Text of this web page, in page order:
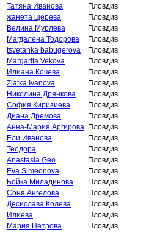
Татяна Иванова
Пловдив
жанета щерева
Пловдив
Велина Мурлева
Пловдив
Магдалена Тодорова
Пловдив
tsvetanka babugerova
Пловдив
Margarita Vekova
Пловдив
Илиана Кочева
Пловдив
Zlatka Ivanova
Пловдив
Николина Дрянкова
Пловдив
София Киризиева
Пловдив
Диана Дремова
Пловдив
Анна-Мария Аргирова Пловдив
Ели Иванова
Пловдив
Теодора
Пловдив
Anastasia Geo
Пловдив
Eva Simeonova
Пловдив
Бойка Миладинова
Пловдив
Соня Ангелова
Пловдив
Десислава Колева
Пловдив
Илиева
Пловдив
Мария Петрова
Пловдив